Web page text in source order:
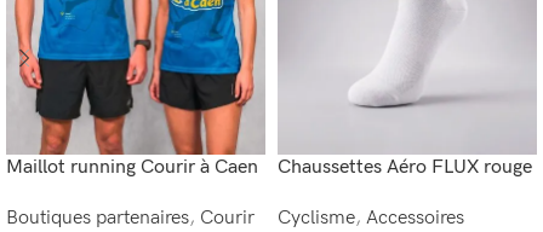
Maillot running Courir à Caen
Boutiques partenaires, Courir
Chaussettes Aéro FLUX rouge
Cyclisme, Accessoires